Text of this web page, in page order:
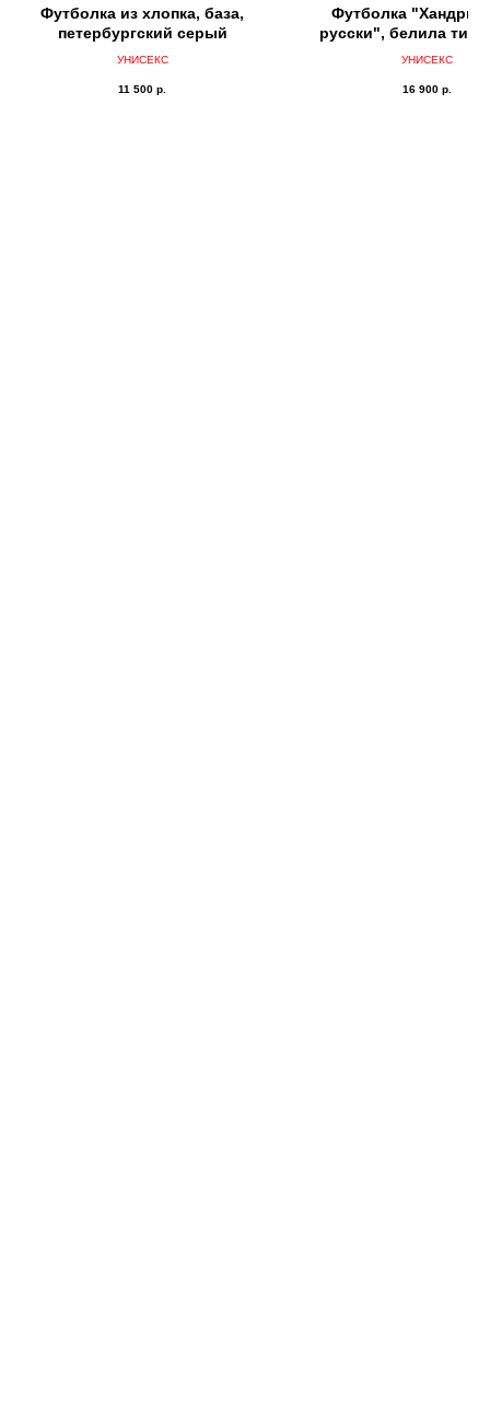
Футболка из хлопка, база,
петербургский серый
УНИСЕКС
11 500 р.
Футболка
русски", белила
УНИСЕКС
16 900 р.